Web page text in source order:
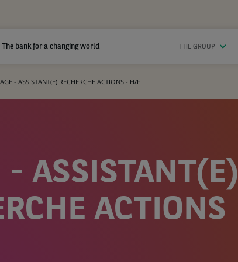
The bank for a changing world THE GROUP
- ASSISTANT(E) RECHERCHE ACTIONS - H/F
- ASSISTANT(E)
ACTIONS